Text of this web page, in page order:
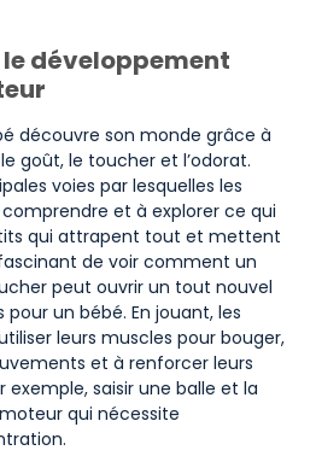
développement
découvre son monde grâce à
le goût, le toucher et l’odorat.
voies par lesquelles les
et à explorer ce qui
qui attrapent tout et mettent
de voir comment un
peut ouvrir un tout nouvel
un bébé. En jouant, les
leurs muscles pour bouger,
et à renforcer leurs
saisir une balle et la
qui nécessite